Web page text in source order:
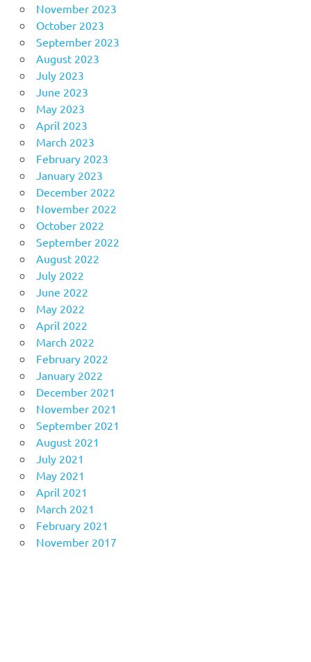
November 2023
October 2023
September 2023
August 2023
July 2023
June 2023
May 2023
April 2023
March 2023
February 2023
January 2023
December 2022
November 2022
October 2022
September 2022
August 2022
July 2022
June 2022
May 2022
April 2022
March 2022
February 2022
January 2022
December 2021
November 2021
September 2021
August 2021
July 2021
May 2021
April 2021
March 2021
February 2021
November 2017